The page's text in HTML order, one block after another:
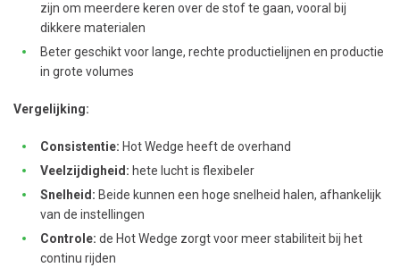
zijn om meerdere keren over de stof te gaan, vooral bij
dikkere materialen
Beter geschikt voor lange, rechte productielijnen en productie
in grote volumes
Vergelijking:
Consistentie: Hot Wedge heeft de overhand
Veelzijdigheid: hete lucht is flexibeler
Snelheid: Beide kunnen een hoge snelheid halen, afhankelijk
van de instellingen
Controle: de Hot Wedge zorgt voor meer stabiliteit bij het
continu rijden